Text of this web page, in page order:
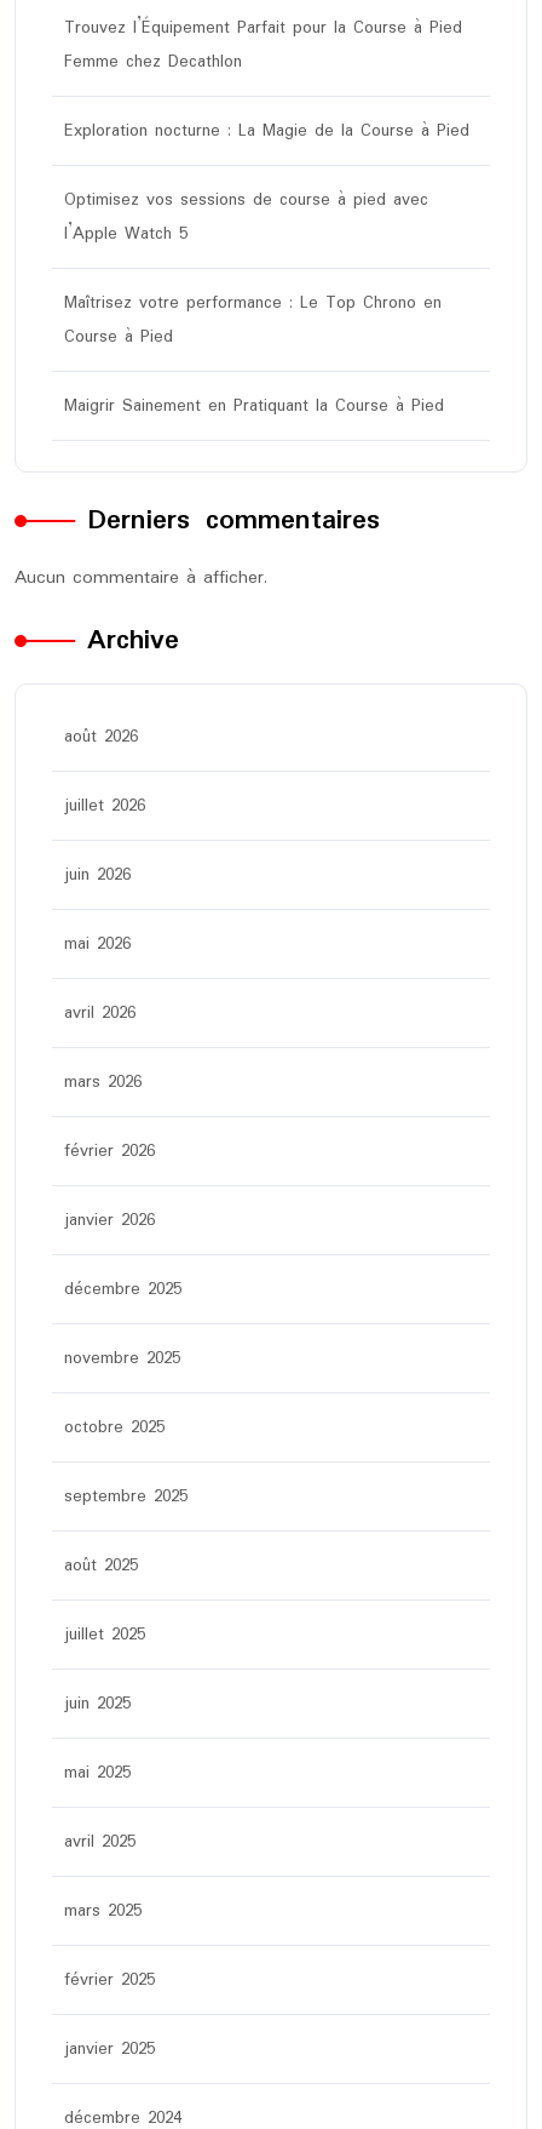
Trouvez l’Équipement Parfait pour la Course à Pied
Femme chez Decathlon
Exploration nocturne : La Magie de la Course à Pied
Optimisez vos sessions de course à pied avec
l’Apple Watch 5
Maîtrisez votre performance : Le Top Chrono en
Course à Pied
Maigrir Sainement en Pratiquant la Course à Pied
Derniers commentaires
Aucun commentaire à afficher.
Archive
août 2026
juillet 2026
juin 2026
mai 2026
avril 2026
mars 2026
février 2026
janvier 2026
décembre 2025
novembre 2025
octobre 2025
septembre 2025
août 2025
juillet 2025
juin 2025
mai 2025
avril 2025
mars 2025
février 2025
janvier 2025
décembre 2024